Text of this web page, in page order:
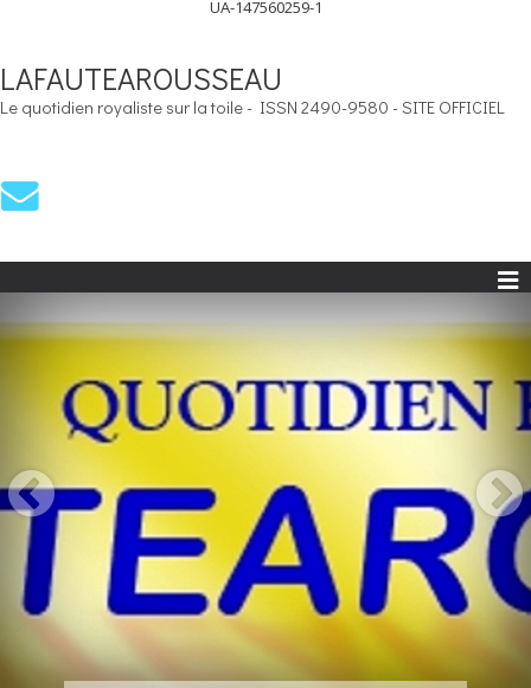
UA-147560259-1
LAFAUTEAROUSSEAU
Le quotidien royaliste sur la toile - ISSN 2490-9580 - SITE OFFICIEL